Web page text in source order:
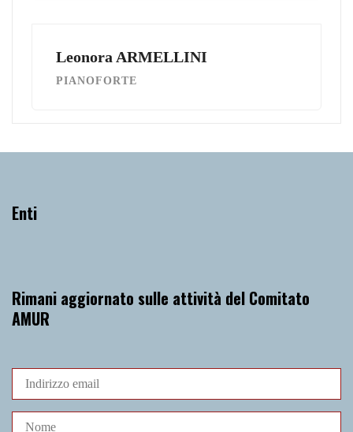
Leonora ARMELLINI
PIANOFORTE
Enti
Rimani aggiornato sulle attività del Comitato
AMUR